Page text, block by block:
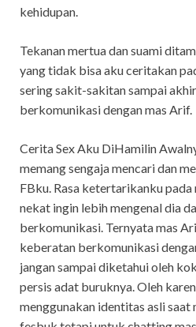
kehidupan.
Tekanan mertua dan suami
yang tidak bisa aku ceritakan
sering sakit-sakitan sampai
berkomunikasi dengan mas Arif.
Cerita Sex Aku DiHamilin
memang sengaja mencari dan
FBku. Rasa ketertarikanku
nekat ingin lebih mengenal dia
berkomunikasi. Ternyata mas
keberatan berkomunikasi
jangan sampai diketahui oleh
persis adat buruknya. Oleh
menggunakan identitas asli saat